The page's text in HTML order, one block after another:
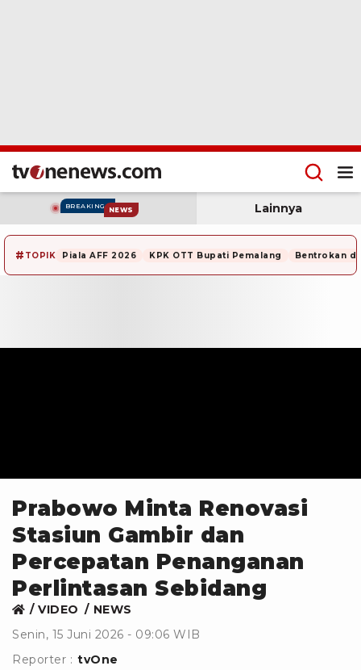
BREAKING NEWS Lainnya
# TOPIK Piala AFF 2026 KPK OTT Bupati Pemalang Bentrokan di
Prabowo Minta Renovasi
Stasiun Gambir dan
Percepatan Penanganan
Perlintasan Sebidang
VIDEO
NEWS
Senin, 15 Juni 2026 - 09:06 WIB
Reporter : tvOne